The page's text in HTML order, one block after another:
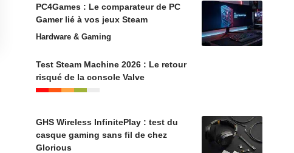
PC4Games : Le comparateur de PC
Gamer lié à vos jeux Steam
Hardware & Gaming
Test Steam Machine 2026 : Le retour
risqué de la console Valve
GHS Wireless InfinitePlay : test du
casque gaming sans fil de chez
Glorious